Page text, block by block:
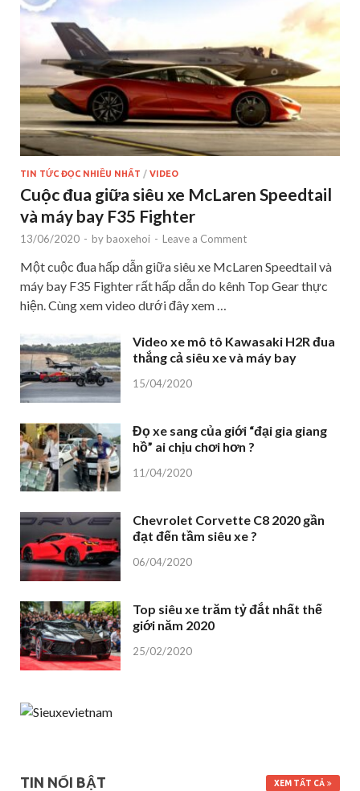
TIN TỨC ĐỌC NHIỀU NHẤT / VIDEO
Cuộc đua giữa siêu xe McLaren Speedtail
và máy bay F35 Fighter
13/06/2020 - by baoxehoi - Leave a Comment
Một cuộc đua hấp dẫn giữa siêu xe McLaren Speedtail và
máy bay F35 Fighter rất hấp dẫn do kênh Top Gear thực
hiện. Cùng xem video dưới đây xem …
Video xe mô tô Kawasaki H2R đua
thắng cả siêu xe và máy bay
15/04/2020
Đọ xe sang của giới “đại gia giang
hồ” ai chịu chơi hơn ?
11/04/2020
Chevrolet Corvette C8 2020 gần
đạt đến tầm siêu xe ?
06/04/2020
Top siêu xe trăm tỷ đắt nhất thế
giới năm 2020
25/02/2020
TIN NỔI BẬT XEM TẤT CẢ